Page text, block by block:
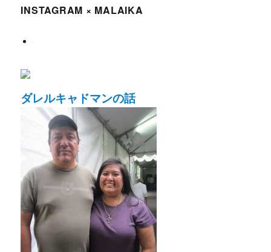
ト
INSTAGRAM × MALAIKA
ダレルキャドマンの話